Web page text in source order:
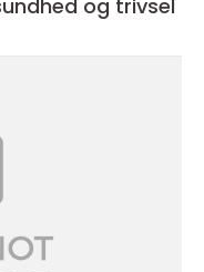
og trivsel